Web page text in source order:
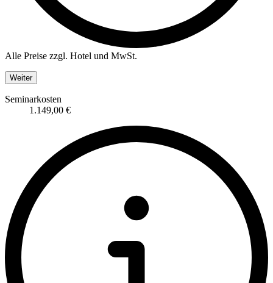
Alle Preise zzgl. Hotel und MwSt.
Weiter
Seminarkosten
1.149,00 €